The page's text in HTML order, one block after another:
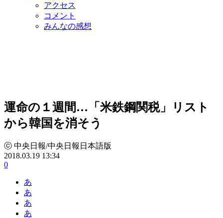
アクセス
コメント
みんなの感想
運命の１週間…「米鉄鋼関税」リスト
から韓国を消そう
ⓒ 中央日報/中央日報日本語版
2018.03.19 13:34
0
あ
あ
あ
あ